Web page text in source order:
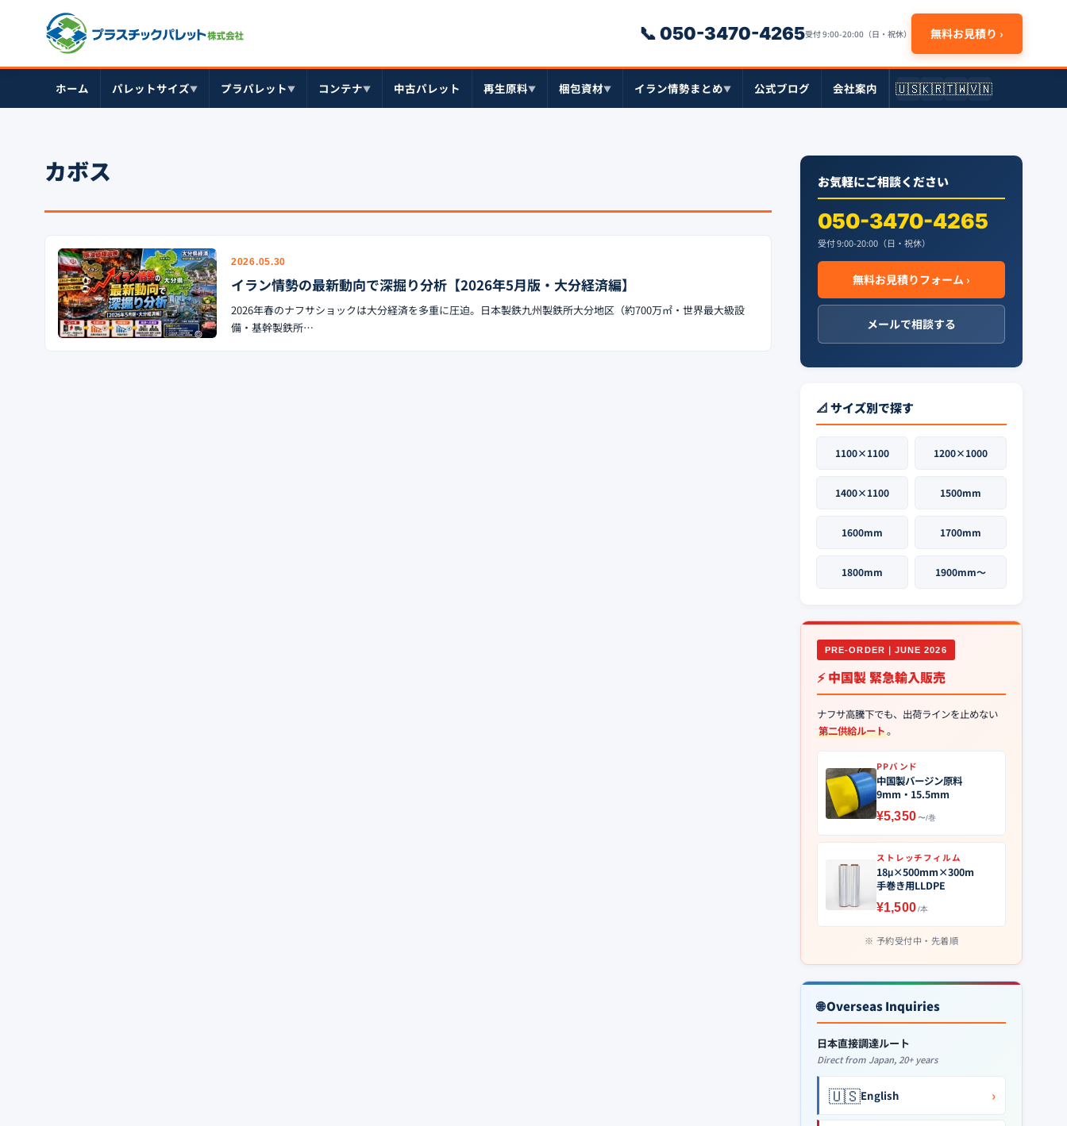
📞 050-3470-4265受付 9:00-20:00（日・祝休） 無料お見積り ›
ホーム パレットサイズ▼ プラパレット▼ コンテナ▼ 中古パレット 再生原料▼ 梱包資材▼ イラン情勢まとめ▼ 公式ブログ 会社案内 🇺🇸🇰🇷🇹🇼🇻🇳
カボス
2026.05.30
イラン情勢の最新動向で深掘り分析【2026年5月版・大分経済編】
2026年春のナフサショックは大分経済を多重に圧迫。日本製鉄九州製鉄所大分地区（約700万㎡・世界最大級設
備・基幹製鉄所…
お気軽にご相談ください
050-3470-4265
受付 9:00-20:00（日・祝休）
無料お見積りフォーム ›
メールで相談する
📐 サイズ別で探す
1100×1100 1200×1000
1400×1100 1500mm
1600mm 1700mm
1800mm 1900mm〜
PRE-ORDER｜JUNE 2026
⚡ 中国製 緊急輸入販売
ナフサ高騰下でも、出荷ラインを止めない
第二供給ルート。
PPバンド
中国製バージン原料
9mm・15.5mm
¥5,350〜/巻
ストレッチフィルム
18μ×500mm×300m
手巻き用LLDPE
¥1,500/本
予約受付中・先着順
🌐 Overseas Inquiries
日本直接調達ルート
Direct from Japan, 20+ years
🇺🇸English ›